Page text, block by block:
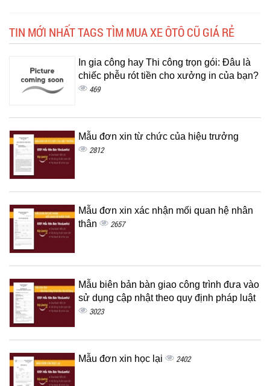
TIN MỚI NHẤT TAGS TÌM MUA XE ÔTÔ CŨ GIÁ RẺ
In gia công hay Thi công trọn gói: Đâu là
chiếc phễu rót tiền cho xưởng in của bạn?
469
Mẫu đơn xin từ chức của hiệu trưởng
2812
Mẫu đơn xin xác nhận mối quan hệ nhân
thân
2657
Mẫu biên bản bàn giao công trình đưa vào
sử dụng cập nhật theo quy định pháp luật
3023
Mẫu đơn xin học lại 2402